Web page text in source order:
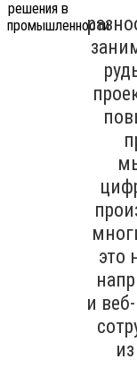
это
и